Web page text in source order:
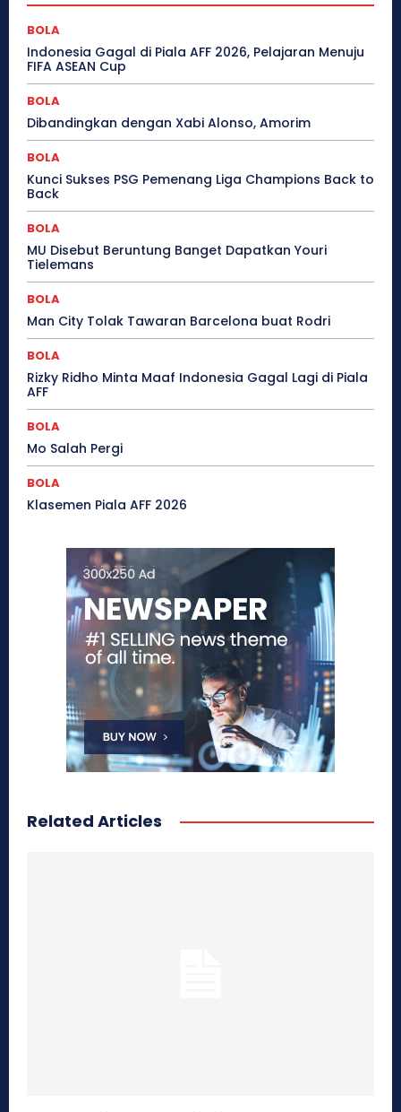
BOLA
Indonesia Gagal di Piala AFF 2026, Pelajaran Menuju
FIFA ASEAN Cup
BOLA
Dibandingkan dengan Xabi Alonso, Amorim
BOLA
Kunci Sukses PSG Pemenang Liga Champions Back to
Back
BOLA
MU Disebut Beruntung Banget Dapatkan Youri
Tielemans
BOLA
Man City Tolak Tawaran Barcelona buat Rodri
BOLA
Rizky Ridho Minta Maaf Indonesia Gagal Lagi di Piala
AFF
BOLA
Mo Salah Pergi
BOLA
Klasemen Piala AFF 2026
Related Articles